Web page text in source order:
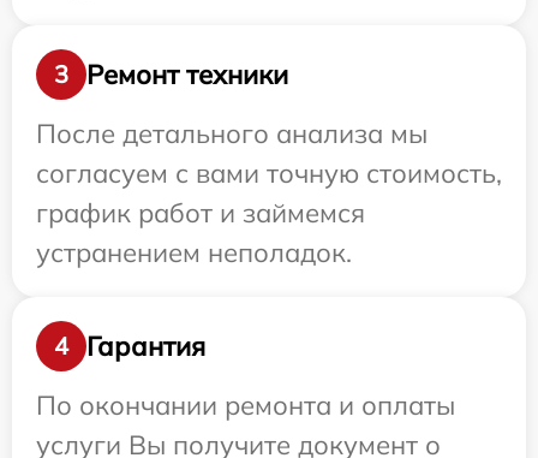
3
Ремонт техники
После детального анализа мы
согласуем с вами точную стоимость,
график работ и займемся
устранением неполадок.
4
Гарантия
По окончании ремонта и оплаты
услуги Вы получите документ о